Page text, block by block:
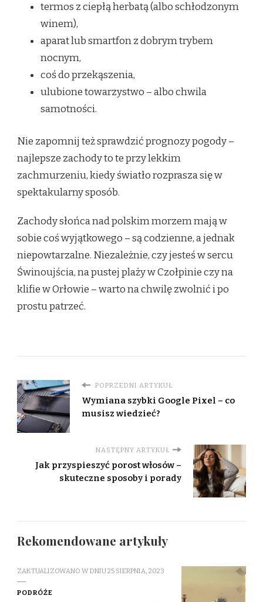
termos z ciepłą herbatą (albo schłodzonym
winem),
aparat lub smartfon z dobrym trybem
nocnym,
coś do przekąszenia,
ulubione towarzystwo – albo chwila
samotności.
Nie zapomnij też sprawdzić prognozy pogody –
najlepsze zachody to te przy lekkim
zachmurzeniu, kiedy światło rozprasza się w
spektakularny sposób.
Zachody słońca nad polskim morzem mają w
sobie coś wyjątkowego – są codzienne, a jednak
niepowtarzalne. Niezależnie, czy jesteś w sercu
Świnoujścia, na pustej plaży w Czołpinie czy na
klifie w Orłowie – warto na chwilę zwolnić i po
prostu patrzeć.
POPRZEDNI ARTYKUŁ
Wymiana szybki Google Pixel – co
musisz wiedzieć?
NASTĘPNY ARTYKUŁ
Jak przyspieszyć porost włosów –
skuteczne sposoby i porady
Rekomendowane artykuły
ZAKTUALIZOWANO W DNIU25 SIERPNIA, 2023
PODRÓŻE